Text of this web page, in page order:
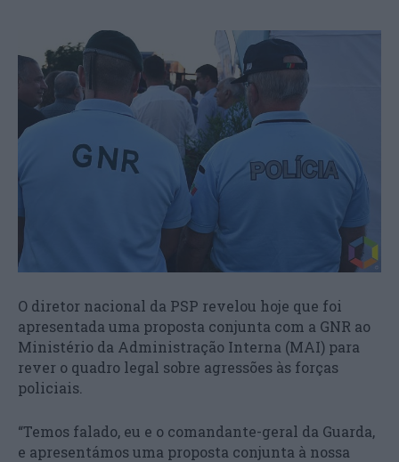
O diretor nacional da PSP revelou hoje que foi
apresentada uma proposta conjunta com a GNR ao
Ministério da Administração Interna (MAI) para
rever o quadro legal sobre agressões às forças
policiais.
“Temos falado, eu e o comandante-geral da Guarda,
e apresentámos uma proposta conjunta à nossa